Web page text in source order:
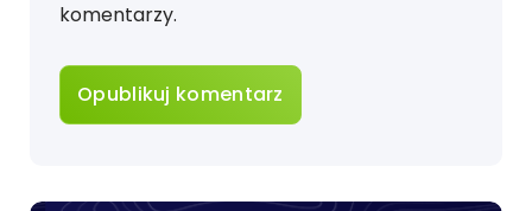
komentarzy.